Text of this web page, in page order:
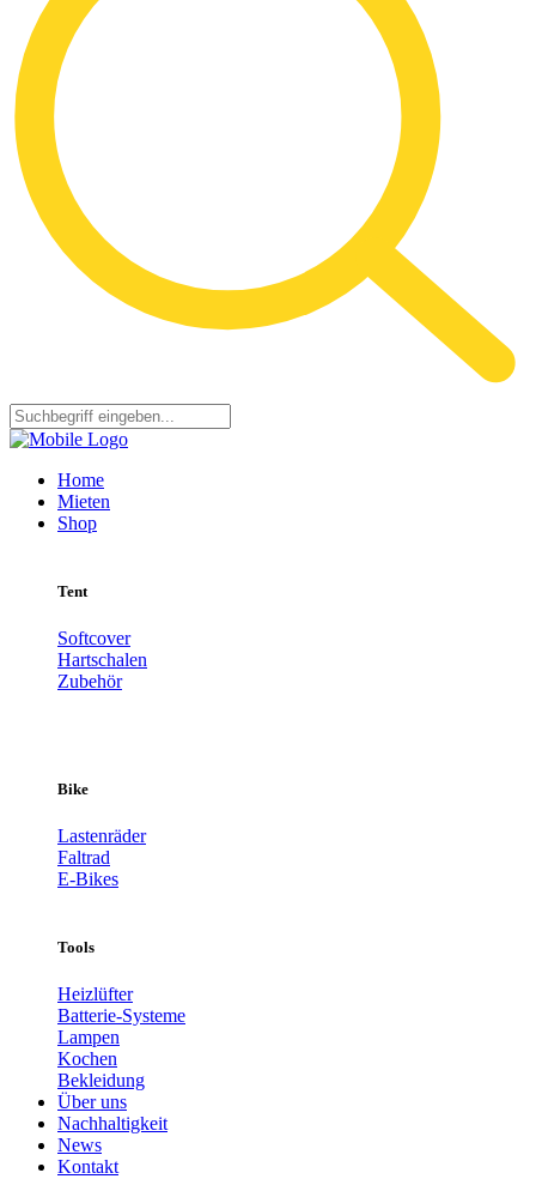
Home
Mieten
Shop
Tent
Softcover
Hartschalen
Zubehör
Bike
Lastenräder
Faltrad
E-Bikes
Tools
Heizlüfter
Batterie-Systeme
Lampen
Kochen
Bekleidung
Über uns
Nachhaltigkeit
News
Kontakt